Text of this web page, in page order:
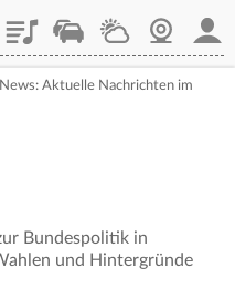
PlaylistStaupilotWetterWebcam
Aktuelle Nachrichten im
Bundespolitik in
und Hintergründe